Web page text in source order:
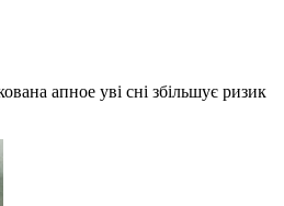
апное уві сні збільшує ризик